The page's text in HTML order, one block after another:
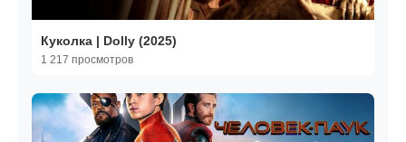
Куколка | Dolly (2025)
1 217 просмотров